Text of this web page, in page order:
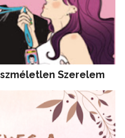
Szerelem